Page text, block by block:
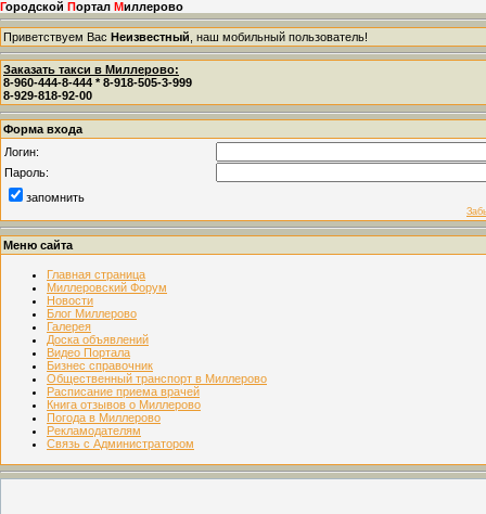
Городской Портал Миллерово
Приветствуем Вас Неизвестный , наш мобильный пользователь!
Заказать такси в Миллерово:
8-960-444-8-444 * 8-918-505-3-999
8-929-818-92-00
Форма входа
Логин:
Пароль:
запомнить
Меню сайта
Главная страница
Миллеровский Форум
Новости
Блог Миллерово
Галерея
Доска объявлений
Видео Портала
Бизнес справочник
Общественный транспорт в Миллерово
Расписание приема врачей
Книга отзывов о Миллерово
Погода в Миллерово
Рекламодателям
Связь с Администратором